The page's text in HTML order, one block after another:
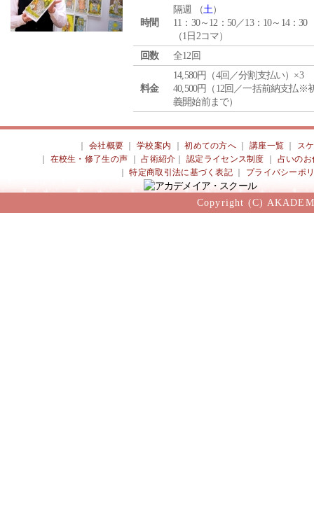
時間
隔週 （土）
11：30～12：50／13：10～14：30
（1日2コマ）
回数
全12回
料金
14,580円（4回／分割支払い）×3
40,500円（12回／一括前納支払※
義開始前まで）
会社概要 ｜学校案内 ｜初めての方へ 講座一覧
ス
在校生・修了生の声 ｜占術紹介 ｜認定ライセンス制度
占いのお
｜特定商取引法に基づく表記 プライバシーポ
Copyright (C)